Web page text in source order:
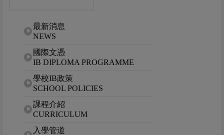
網站選單最新消息
NEWS
國際文憑
IB DIPLOMA PROGRAMME
學校IB政策
SCHOOL POLICIES
課程介紹
CURRICULUM
入學管道